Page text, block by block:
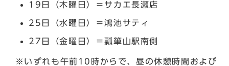
19日（木曜日）＝サカエ長瀬店
25日（水曜日）＝鴻池サティ
27日（金曜日）＝瓢箪山駅南側
※いずれも午前10時からで、昼の休憩時間および